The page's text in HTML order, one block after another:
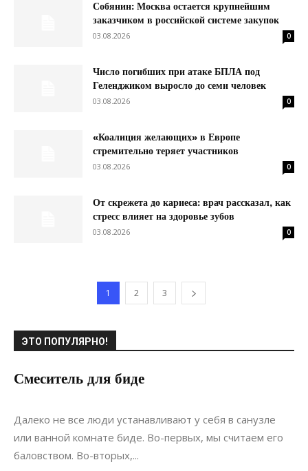
Собянин: Москва остается крупнейшим
заказчиком в российской системе закупок
03.08.2026 0
Число погибших при атаке БПЛА под
Геленджиком выросло до семи человек
03.08.2026 0
«Коалиция желающих» в Европе
стремительно теряет участников
03.08.2026 0
От скрежета до кариеса: врач рассказал, как
стресс влияет на здоровье зубов
03.08.2026 0
1 2 3
ЭТО ПОПУЛЯРНО!
Смеситель для биде
13.06.2017
Далеко не все люди устанавливают у себя в санузле
или ванной комнате биде. Во-первых, мы считаем его
баловством. Во-вторых,...